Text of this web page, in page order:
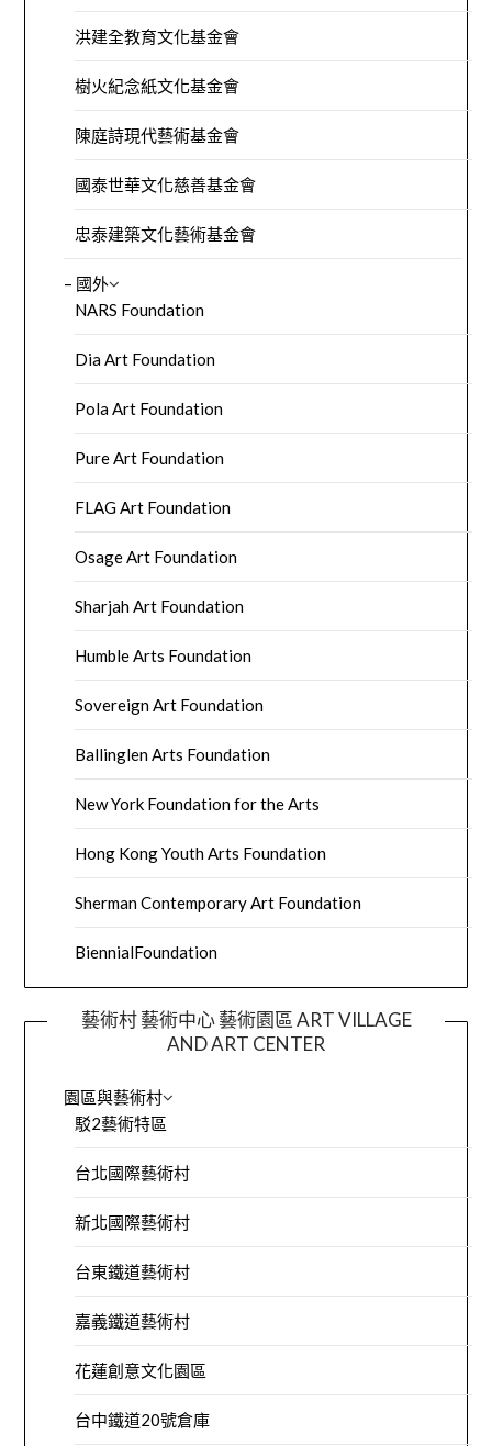
洪建全教育文化基金會
樹火紀念紙文化基金會
陳庭詩現代藝術基金會
國泰世華文化慈善基金會
忠泰建築文化藝術基金會
– 國外
NARS Foundation
Dia Art Foundation
Pola Art Foundation
Pure Art Foundation
FLAG Art Foundation
Osage Art Foundation
Sharjah Art Foundation
Humble Arts Foundation
Sovereign Art Foundation
Ballinglen Arts Foundation
New York Foundation for the Arts
Hong Kong Youth Arts Foundation
Sherman Contemporary Art Foundation
BiennialFoundation
藝術村 藝術中心 藝術園區 ART VILLAGE
AND ART CENTER
園區與藝術村
駁2藝術特區
台北國際藝術村
新北國際藝術村
台東鐵道藝術村
嘉義鐵道藝術村
花蓮創意文化園區
台中鐵道20號倉庫